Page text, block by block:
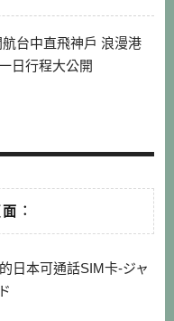
台中直飛神戶 浪漫港
日行程大公開
︰
日本可通話SIM卡-ジャ